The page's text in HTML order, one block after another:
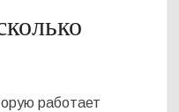
работает